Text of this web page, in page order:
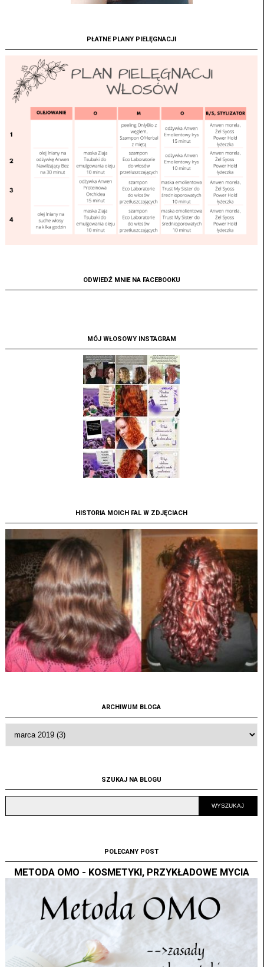
PŁATNE PLANY PIELĘGNACJI
ODWIEDŹ MNIE NA FACEBOOKU
MÓJ WŁOSOWY INSTAGRAM
HISTORIA MOICH FAL W ZDJĘCIACH
ARCHIWUM BLOGA
SZUKAJ NA BLOGU
POLECANY POST
METODA OMO - KOSMETYKI, PRZYKŁADOWE MYCIA